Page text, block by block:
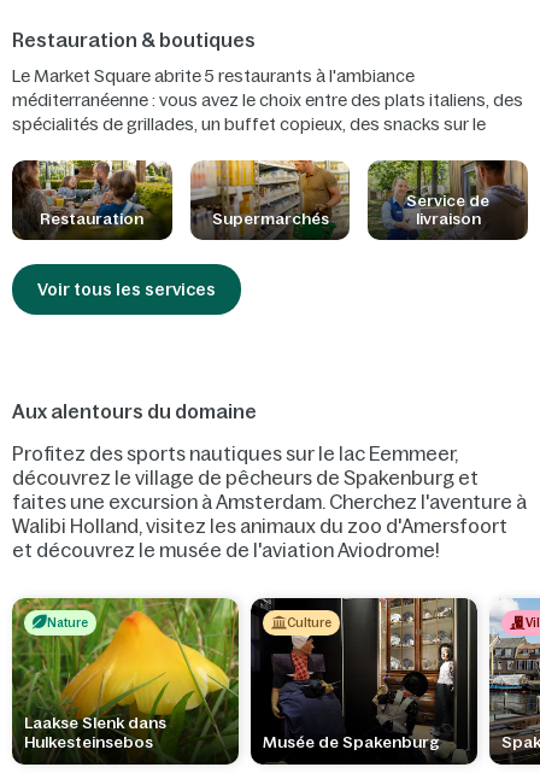
Restauration & boutiques
Le Market Square abrite 5 restaurants à l'ambiance
méditerranéenne : vous avez le choix entre des plats italiens, des
spécialités de grillades, un buffet copieux, des snacks sur le
courses au supermarché, commander une pizza ou vous faire
livrer le petit déjeuner ou un service Table cooking. Dans nos
restaurants, les enfants sont rois, on y retrouve des plats qui leur
sont spécialement adaptés, de la nourriture pour bébé et un
espace qui leur est dédié. Nous prenons également toujours en
compte vos allergies et intolérances alimentaires.
Restauration Supermarchés
Service de
livraison
Voir tous les services
Aux alentours du domaine
Profitez des sports nautiques sur le lac Eemmeer,
découvrez le village de pêcheurs de Spakenburg et
faites une excursion à Amsterdam. Cherchez l'aventure à
Walibi Holland, visitez les animaux du zoo d'Amersfoort
et découvrez le musée de l'aviation Aviodrome!
Nature
Laakse Slenk dans
Hulkesteinsebos
Culture
Musée de Spakenburg